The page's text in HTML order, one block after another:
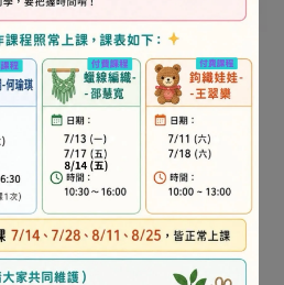
購流程說明」及「退換
如遇缺貨會由專人與您